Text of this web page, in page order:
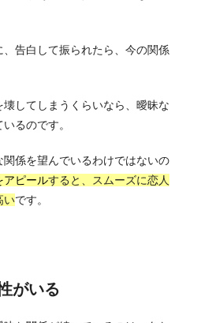
告白して振られたら、今の関係
してしまうくらいなら、曖昧な
るのです。
係を望んでいるわけではないの
アピールすると、スムーズに恋人
いです。
がいる